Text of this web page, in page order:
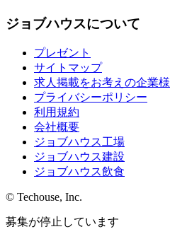
ジョブハウスについて
プレゼント
サイトマップ
求人掲載をお考えの企業様
プライバシーポリシー
利用規約
会社概要
ジョブハウス工場
ジョブハウス建設
ジョブハウス飲食
© Techouse, Inc.
募集が停止しています